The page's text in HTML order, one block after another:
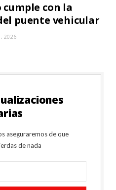
con la
puente vehicular
2026
aseguraremos de que
de nada